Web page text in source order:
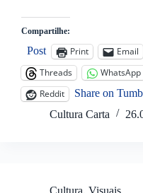
Compartilhe:
Post Print Email
Threads
WhatsApp
Reddit
Share on
Cultura Carta
Cultura, Visuais